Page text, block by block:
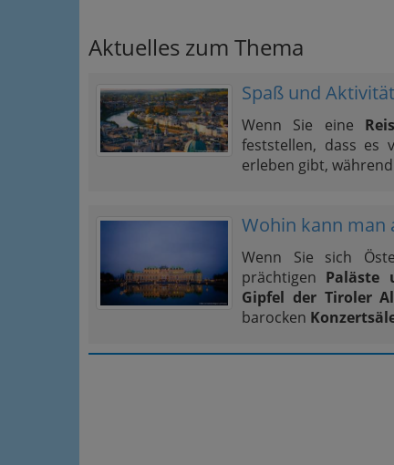
Aktuelles zum Thema
Spaß und
Wenn Sie eine
feststellen, dass es
erleben gibt,
Wohin kann man
Wenn Sie sich
prächtigen Paläste
Gipfel der Tiroler
barocken